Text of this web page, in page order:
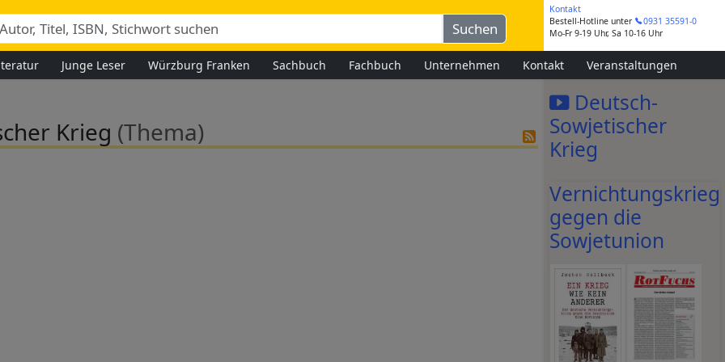
Kontakt
Bestell-Hotline unter
0931 35591-0
Mo-Fr 9-19 Uhr, Sa 10-16 Uhr
Junge Leser Würzburg Franken Sachbuch Fachbuch Unternehmen Kontakt Veranstaltungen
Krieg (Thema)
Deutsch-
Sowjetischer
Krieg
Vernichtungskrieg
gegen die
Sowjetunion